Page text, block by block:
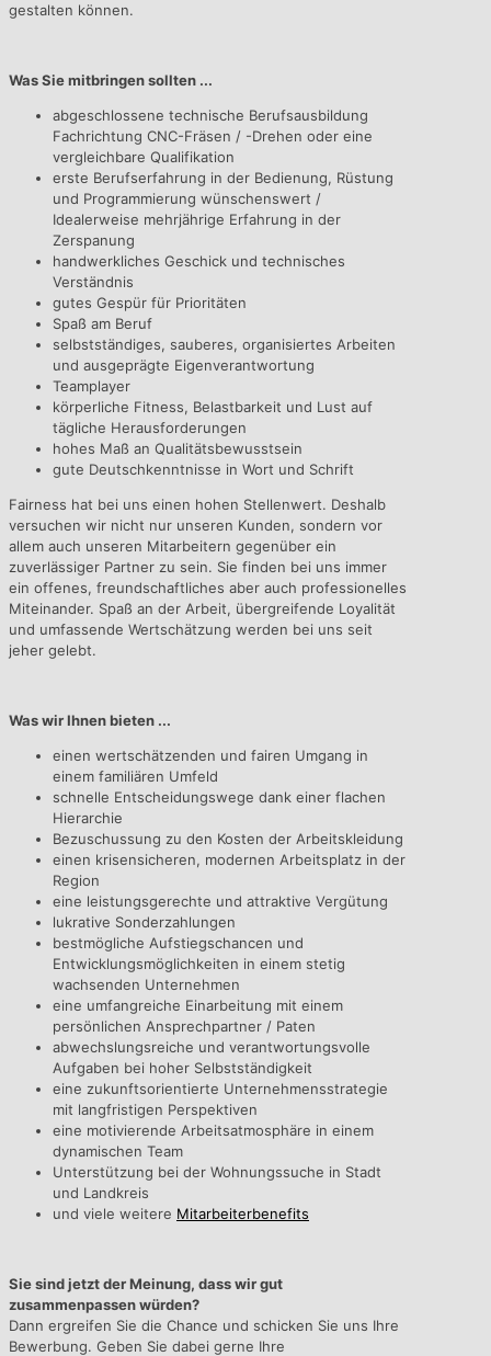
gestalten können.
Was Sie mitbringen sollten ...
abgeschlossene technische Berufsausbildung
Fachrichtung CNC-Fräsen / -Drehen oder eine
vergleichbare Qualifikation
erste Berufserfahrung in der Bedienung, Rüstung
und Programmierung wünschenswert /
Idealerweise mehrjährige Erfahrung in der
Zerspanung
handwerkliches Geschick und technisches
Verständnis
gutes Gespür für Prioritäten
Spaß am Beruf
selbstständiges, sauberes, organisiertes Arbeiten
und ausgeprägte Eigenverantwortung
Teamplayer
körperliche Fitness, Belastbarkeit und Lust auf
tägliche Herausforderungen
hohes Maß an Qualitätsbewusstsein
gute Deutschkenntnisse in Wort und Schrift
Fairness hat bei uns einen hohen Stellenwert. Deshalb
versuchen wir nicht nur unseren Kunden, sondern vor
allem auch unseren Mitarbeitern gegenüber ein
zuverlässiger Partner zu sein. Sie finden bei uns immer
ein offenes, freundschaftliches aber auch professionelles
Miteinander. Spaß an der Arbeit, übergreifende Loyalität
und umfassende Wertschätzung werden bei uns seit
jeher gelebt.
Was wir Ihnen bieten ...
einen wertschätzenden und fairen Umgang in
einem familiären Umfeld
schnelle Entscheidungswege dank einer flachen
Hierarchie
Bezuschussung zu den Kosten der Arbeitskleidung
einen krisensicheren, modernen Arbeitsplatz in der
Region
eine leistungsgerechte und attraktive Vergütung
lukrative Sonderzahlungen
bestmögliche Aufstiegschancen und
Entwicklungsmöglichkeiten in einem stetig
wachsenden Unternehmen
eine umfangreiche Einarbeitung mit einem
persönlichen Ansprechpartner / Paten
abwechslungsreiche und verantwortungsvolle
Aufgaben bei hoher Selbstständigkeit
eine zukunftsorientierte Unternehmensstrategie
mit langfristigen Perspektiven
eine motivierende Arbeitsatmosphäre in einem
dynamischen Team
Unterstützung bei der Wohnungssuche in Stadt
und Landkreis
und viele weitere Mitarbeiterbenefits
Sie sind jetzt der Meinung, dass wir gut
zusammenpassen würden?
Dann ergreifen Sie die Chance und schicken Sie uns Ihre
Bewerbung. Geben Sie dabei gerne Ihre